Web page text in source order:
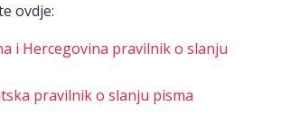
ovdje:
i Hercegovina pravilnik o slanju
pravilnik o slanju pisma